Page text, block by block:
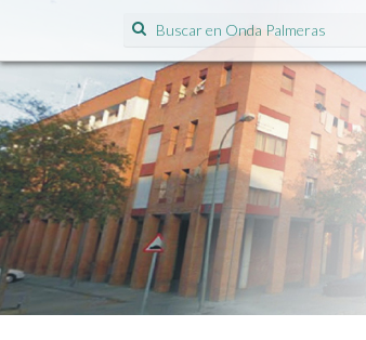
Search for: